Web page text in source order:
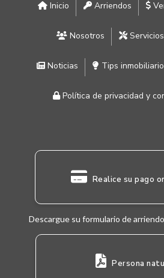
Inicio Arriendos
Nosotros Servicios
Noticias Tips
Política de privacidad y
Realice su pago
Descargue su formulario de
Persona